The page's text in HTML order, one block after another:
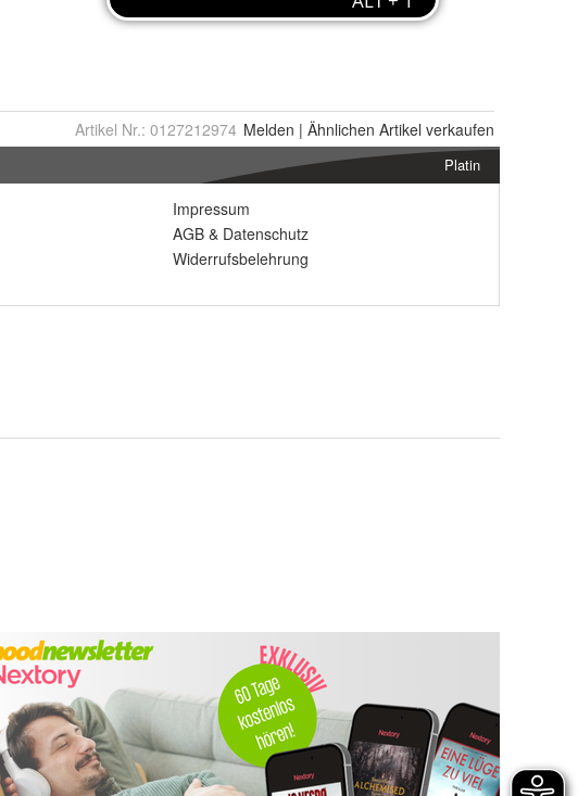
Artikel Nr.: 0127212974 Melden | Ähnlichen Artikel verkaufen
Platin
Impressum
AGB & Datenschutz
Widerrufsbelehrung